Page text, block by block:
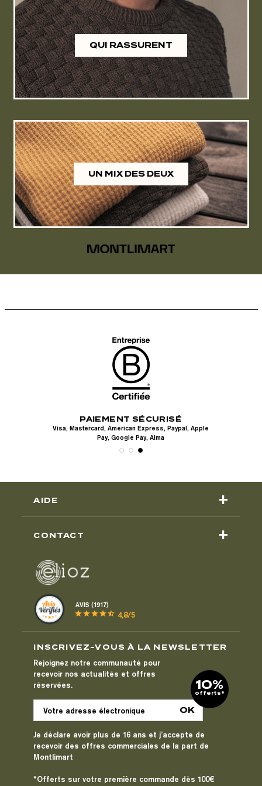
QUI RASSURENT
UN MIX DES DEUX
PAIEMENT SÉCURISÉ
Visa, Mastercard, American Express, Paypal, Apple
Pay, Google Pay, Alma
AIDE +
CONTACT +
AVIS (1917)
starstarstarstarstar_half 4,8/5
INSCRIVEZ-VOUS À LA NEWSLETTER
Rejoignez notre communauté pour
recevoir nos actualités et offres
réservées.
10%
offerts*
Je déclare avoir plus de 16 ans et j’accepte de
recevoir des offres commerciales de la part de
Montlimart
*Offerts sur votre première commande dès 100€